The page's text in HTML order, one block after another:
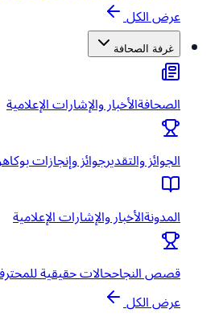
عرض الكل
غرفة الصحافة
الصحافةالأخبار والإشارات الإعلامية
الجوائز والتقديرجوائز وإنجازات
المدونةالأخبار والإشارات الإعلامية
قصص النجاححالات حقيقية
عرض الكل